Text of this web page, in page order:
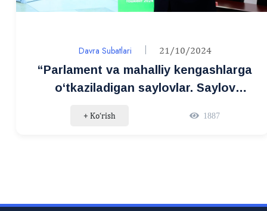
Davra Subatlari 21/10/2024
“Parlament va mahalliy kengashlarga
o‘tkaziladigan saylovlar. Saylov
+ Ko‘rish 1887